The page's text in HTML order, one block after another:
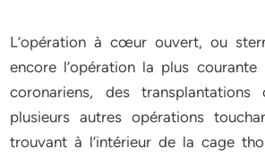
L’opération à cœur ouvert, ou
encore l’opération la plus
coronariens, des
plusieurs autres opérations
trouvant à l’intérieur de la cage